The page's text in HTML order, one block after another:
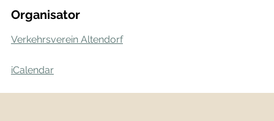
Organisator
Verkehrsverein Altendorf
iCalendar